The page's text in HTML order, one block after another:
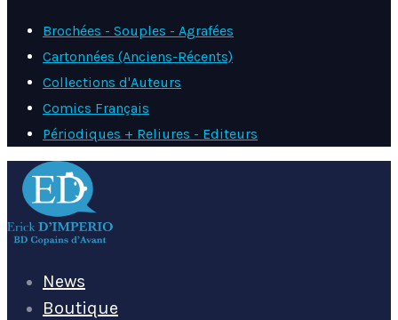
Brochées - Souples - Agrafées
Cartonnées (Anciens-Récents)
Collections d'Auteurs
Comics Français
Périodiques + Reliures - Editeurs
News
Boutique